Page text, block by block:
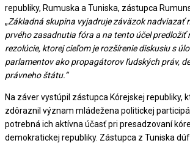
republiky, Rumuska a Tuniska, zástupca
„Základná skupina vyjadruje záväzok nadviazať
prvého zasadnutia fóra a na tento účel predložiť
rezolúcie, ktorej cieľom je rozšírenie diskusiu s
parlamentov ako propagátorov ľudských práv,
právneho štátu.“
Na záver vystúpil zástupca Kórejskej republiky,
zdôraznil význam mládežena politickej
potrebná ich aktívna účasť pri presadzovaní
demokratickej republiky. Zástupca z Tuniska